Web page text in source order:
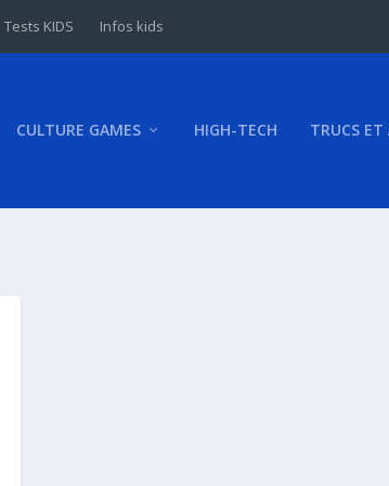
Tests KIDS Infos kids
CULTURE GAMES HIGH-TECH TRUCS ET